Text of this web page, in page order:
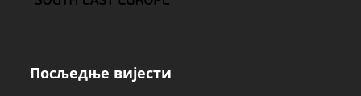
Посљедње вијести